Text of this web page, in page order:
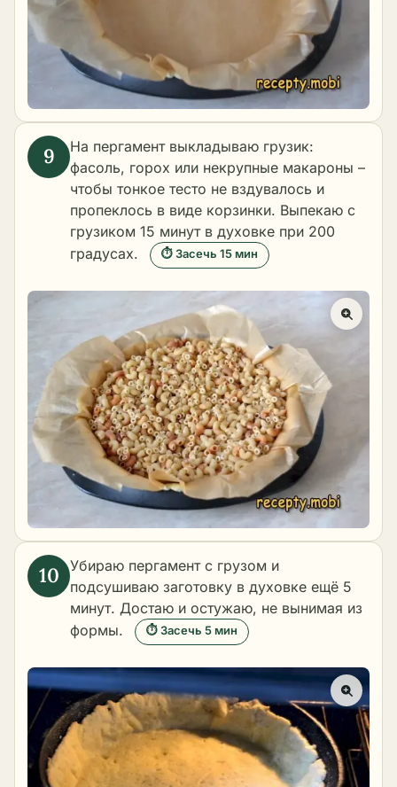
На пергамент выкладываю грузик:
фасоль, горох или некрупные макароны –
чтобы тонкое тесто не вздувалось и
пропеклось в виде корзинки. Выпекаю с
грузиком 15 минут в духовке при 200
градусах.
⏱ Засечь 15 мин
Убираю пергамент с грузом и
подсушиваю заготовку в духовке ещё 5
минут. Достаю и остужаю, не вынимая из
формы.
⏱ Засечь 5 мин